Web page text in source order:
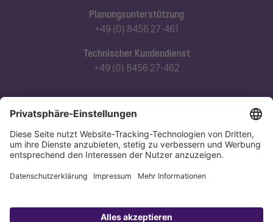
Planungsunterstützung
+49 (0) 8456 27-461
Technischer Kundendienst
+49 (0) 8456 27-462
Abonnieren Sie unseren Newsletter
Jetzt anmelden